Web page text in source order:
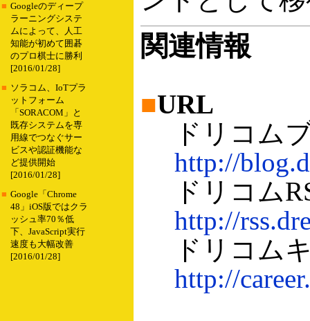
■ Googleのディープ
ラーニングシステ
ムによって、人工
知能が初めて囲碁
のプロ棋士に勝利
[2016/01/28]
■ ソラコム、IoTプラ
ットフォーム
「SORACOM」と
既存システムを専
用線でつなぐサー
ビスや認証機能な
ど提供開始
[2016/01/28]
■ Google「Chrome
48」iOS版ではクラ
ッシュ率70％低
下、JavaScript実行
速度も大幅改善
[2016/01/28]
関連情報
■URL
ドリコム
http://
ドリコム
http://
ドリコム
http://